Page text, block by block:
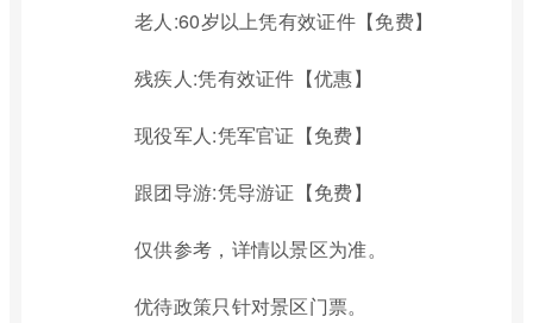
老人:60岁以上凭有效证件【免费】
残疾人:凭有效证件【优惠】
现役军人:凭军官证【免费】
跟团导游:凭导游证【免费】
仅供参考，详情以景区为准。
优待政策只针对景区门票。